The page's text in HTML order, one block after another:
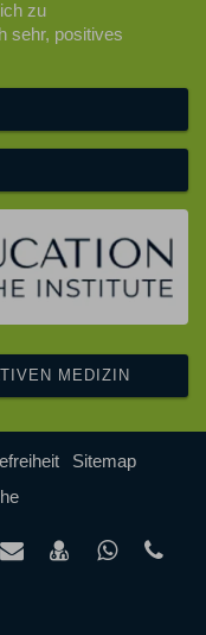
zu
sehr, positives
MEDIZIN
Sitemap
Per
Mail
vCard
speichern
Auf
Whatsapp